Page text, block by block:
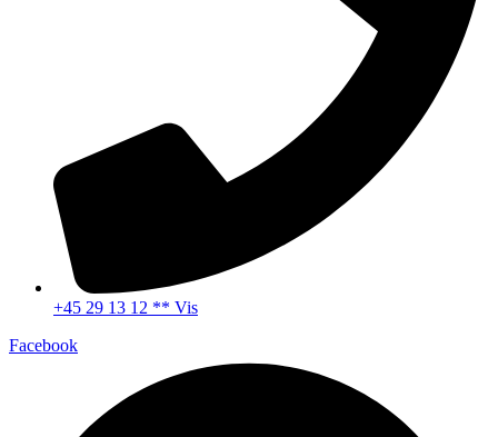
+45 29 13 12 ** Vis
Facebook